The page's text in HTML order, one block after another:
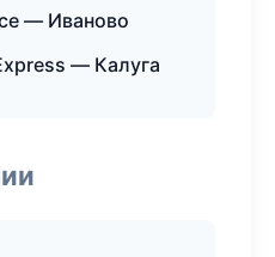
— Иваново
— Калуга